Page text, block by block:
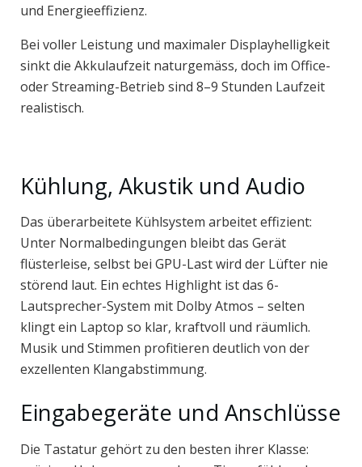
und Energieeffizienz.
Bei voller Leistung und maximaler Displayhelligkeit
sinkt die Akkulaufzeit naturgemäss, doch im Office-
oder Streaming-Betrieb sind 8–9 Stunden Laufzeit
realistisch.
Kühlung, Akustik und Audio
Das überarbeitete Kühlsystem arbeitet effizient:
Unter Normalbedingungen bleibt das Gerät
flüsterleise, selbst bei GPU-Last wird der Lüfter nie
störend laut. Ein echtes Highlight ist das 6-
Lautsprecher-System mit Dolby Atmos – selten
klingt ein Laptop so klar, kraftvoll und räumlich.
Musik und Stimmen profitieren deutlich von der
exzellenten Klangabstimmung.
Eingabegeräte und Anschlüsse
Die Tastatur gehört zu den besten ihrer Klasse: